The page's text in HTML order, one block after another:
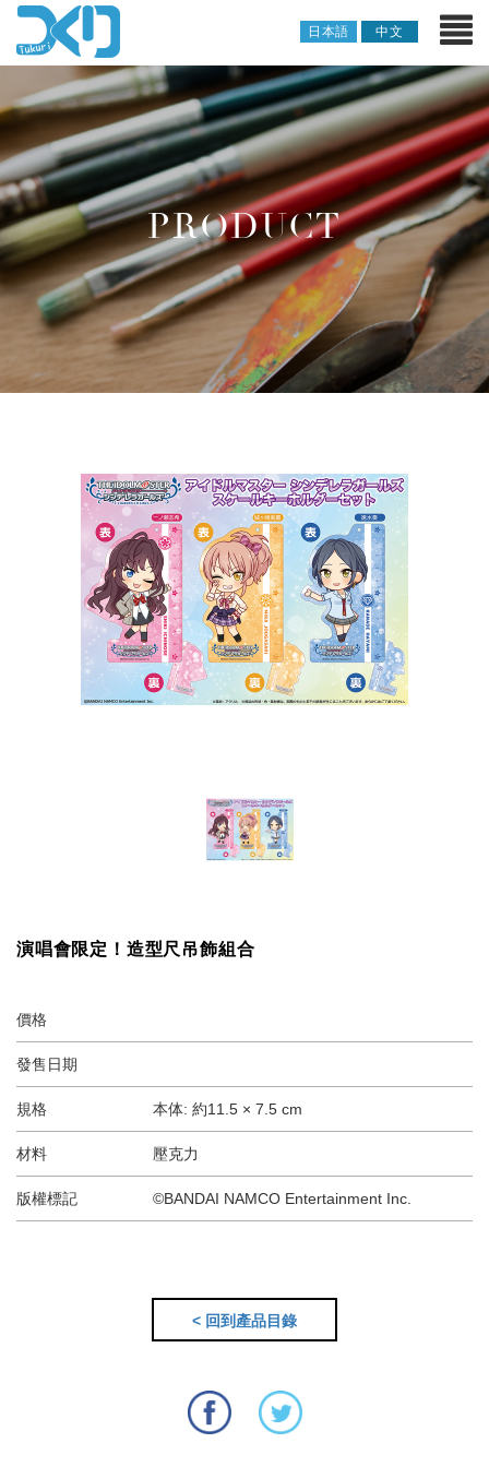
日本語 中文
PRODUCT
演唱會限定！造型尺吊飾組合
價格
發售日期
規格 本体: 約11.5 × 7.5 cm
材料 壓克力
版權標記 ©BANDAI NAMCO Entertainment Inc.
< 回到產品目錄